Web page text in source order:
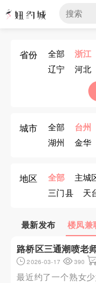
省份 全部 浙江
辽宁
河北
江西
海南
城市 全部 台州
湖州
金华
地区 全部 主城
三门县
天
最新发布 楼凤兼
路桥区三通潮喷老
2026-03-17 390
最近约了一个熟女